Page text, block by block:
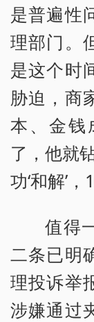
是普遍性
理部门。
是这个时
胁迫，商
本、金钱
了，他就
功‘和解’
值得
二条已明
理投诉举
涉嫌通过